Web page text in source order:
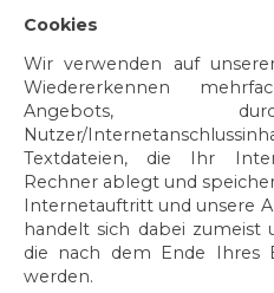
Cookies
Wir verwenden auf
Wiedererkennen
Angebots,
Nutzer/
Textdateien, die Ihr
Rechner ablegt und
Internetauftritt und unsere
handelt sich dabei zumeist
die nach dem Ende Ihres
werden.